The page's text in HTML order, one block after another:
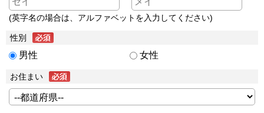
(英字名の場合は、アルファベットを入力してください)
性別
男性 女性
お住まい